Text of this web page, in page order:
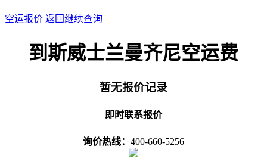
空运报价 返回继续查询
到斯威士兰曼齐尼空运费
暂无报价记录
即时联系报价
询价热线： 400-660-5256